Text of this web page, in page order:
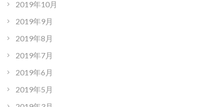
2019年10月
2019年9月
2019年8月
2019年7月
2019年6月
2019年5月